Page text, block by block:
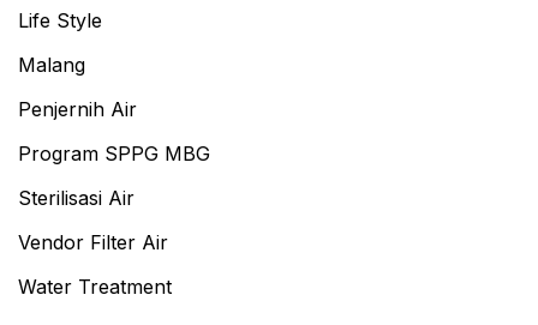
Life Style
Malang
Penjernih Air
Program SPPG MBG
Sterilisasi Air
Vendor Filter Air
Water Treatment